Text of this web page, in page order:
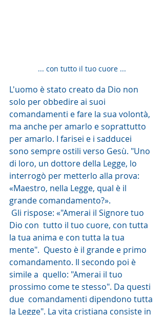
... con tutto il tuo cuore ...
L'uomo è stato creato da Dio non
solo per obbedire ai suoi
comandamenti e fare la sua volontà,
ma anche per amarlo e soprattutto
per amarlo. I farisei e i sadducei
sono sempre ostili verso Gesù. "Uno
di loro, un dottore della Legge, lo
interrogò per metterlo alla prova:
«Maestro, nella Legge, qual è il
grande comandamento?».
Dio con  tutto il tuo cuore, con tutta
la tua anima e con tutta la tua
mente".  Questo è il grande e primo
comandamento. Il secondo poi è
simile a  quello: "Amerai il tuo
prossimo come te stesso". Da questi
due  comandamenti dipendono tutta
la Legge". La vita cristiana consiste in